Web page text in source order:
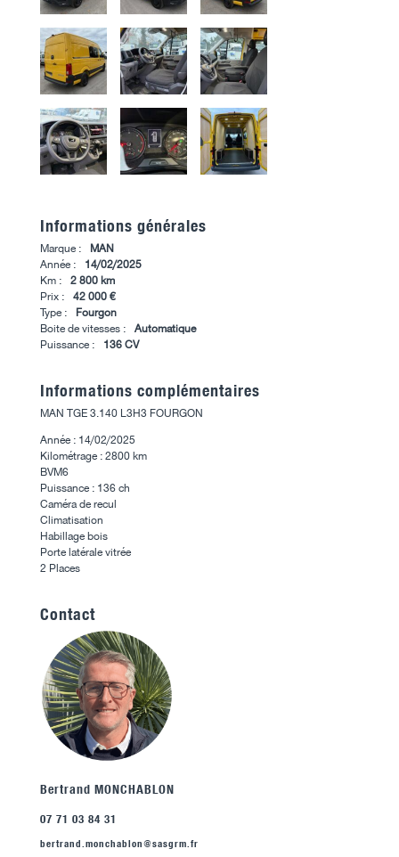
Informations générales
Marque :
MAN
Année :
14/02/2025
Km :
2 800 km
Prix :
42 000 €
Type :
Fourgon
Boite de vitesses :
Automatique
Puissance :
136 CV
Informations complémentaires
MAN TGE 3.140 L3H3 FOURGON
Année : 14/02/2025
Kilométrage : 2800 km
BVM6
Puissance : 136 ch
Caméra de recul
Climatisation
Habillage bois
Porte latérale vitrée
2 Places
Contact
Bertrand MONCHABLON
07 71 03 84 31
bertrand.monchablon@sasgrm.fr